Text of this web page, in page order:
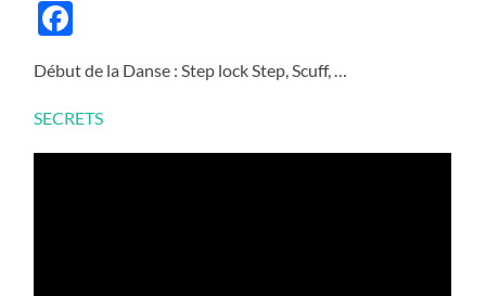
Début de la Danse : Step lock Step, Scuff, …
SECRETS